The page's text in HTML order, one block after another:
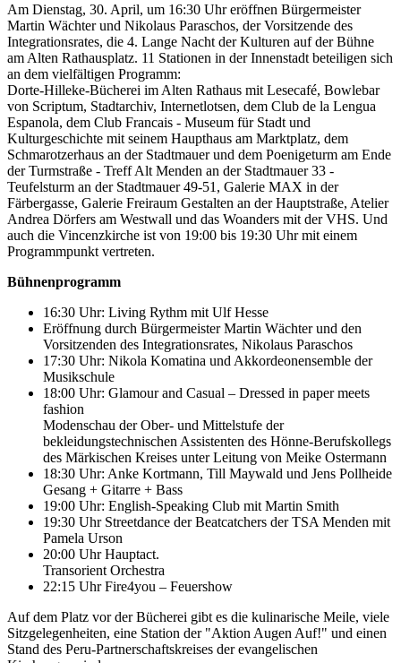
Am Dienstag, 30. April, um 16:30 Uhr eröffnen Bürgermeister
Martin Wächter und Nikolaus Paraschos, der Vorsitzende des
Integrationsrates, die 4. Lange Nacht der Kulturen auf der Bühne
am Alten Rathausplatz. 11 Stationen in der Innenstadt beteiligen sich
an dem vielfältigen Programm:
Dorte-Hilleke-Bücherei im Alten Rathaus mit Lesecafé, Bowlebar
von Scriptum, Stadtarchiv, Internetlotsen, dem Club de la Lengua
Espanola, dem Club Francais - Museum für Stadt und
Kulturgeschichte mit seinem Haupthaus am Marktplatz, dem
Schmarotzerhaus an der Stadtmauer und dem Poenigeturm am Ende
der Turmstraße - Treff Alt Menden an der Stadtmauer 33 -
Teufelsturm an der Stadtmauer 49-51, Galerie MAX in der
Färbergasse, Galerie Freiraum Gestalten an der Hauptstraße, Atelier
Andrea Dörfers am Westwall und das Woanders mit der VHS. Und
auch die Vincenzkirche ist von 19:00 bis 19:30 Uhr mit einem
Programmpunkt vertreten.
Bühnenprogramm
16:30 Uhr: Living Rythm mit Ulf Hesse
Eröffnung durch Bürgermeister Martin Wächter und den
Vorsitzenden des Integrationsrates, Nikolaus Paraschos
17:30 Uhr: Nikola Komatina und Akkordeonensemble der
Musikschule
18:00 Uhr: Glamour and Casual – Dressed in paper meets
fashion
Modenschau der Ober- und Mittelstufe der
bekleidungstechnischen Assistenten des Hönne-Berufskollegs
des Märkischen Kreises unter Leitung von Meike Ostermann
18:30 Uhr: Anke Kortmann, Till Maywald und Jens Pollheide
Gesang + Gitarre + Bass
19:00 Uhr: English-Speaking Club mit Martin Smith
19:30 Uhr Streetdance der Beatcatchers der TSA Menden mit
Pamela Urson
20:00 Uhr Hauptact.
Transorient Orchestra
22:15 Uhr Fire4you – Feuershow
Auf dem Platz vor der Bücherei gibt es die kulinarische Meile, viele
Sitzgelegenheiten, eine Station der "Aktion Augen Auf!" und einen
Stand des Peru-Partnerschaftskreises der evangelischen